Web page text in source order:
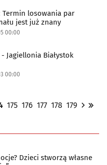
jest już znany
00:00
Jagiellonia Białystok
00:00
175 176 177 178 179
Dzieci stworzą własne